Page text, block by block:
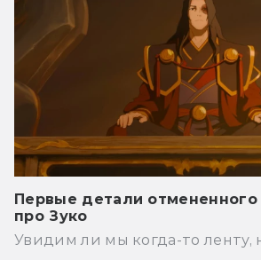
Первые детали
про Зуко
Увидим ли мы когда-то ленту,